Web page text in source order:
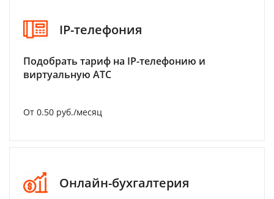
IP-телефония
Подобрать тариф на IP-телефонию и
виртуальную АТС
От 0.50 руб./месяц
Онлайн-бухгалтерия